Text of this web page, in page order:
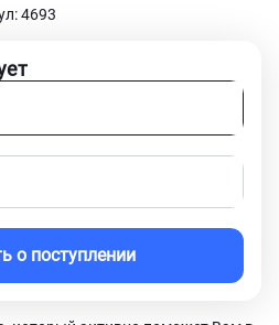
4693
о поступлении